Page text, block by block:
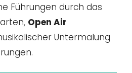
Führungen durch das
Open Air
Untermalung